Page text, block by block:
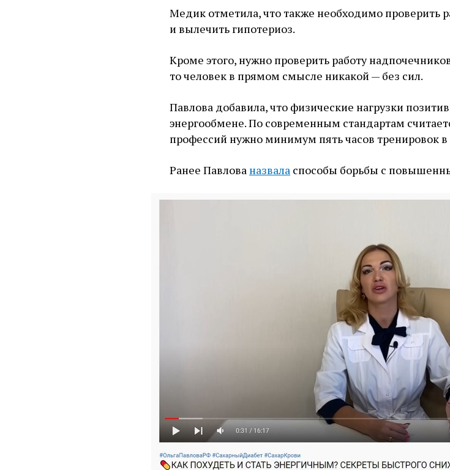
Медик отметила, что также необходимо проверить
и вылечить гипотериоз.
Кроме этого, нужно проверить работу
то человек в прямом смысле никакой — без сил.
Павлова добавила, что физические нагрузки
энергообмене. По современным стандартам
профессий нужно минимум пять часов тренировок
Ранее Павлованазвала способы борьбы с